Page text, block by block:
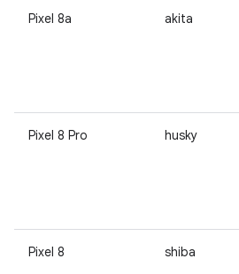
Pixel 8a akita
Pixel 8 Pro husky
Pixel 8 shiba